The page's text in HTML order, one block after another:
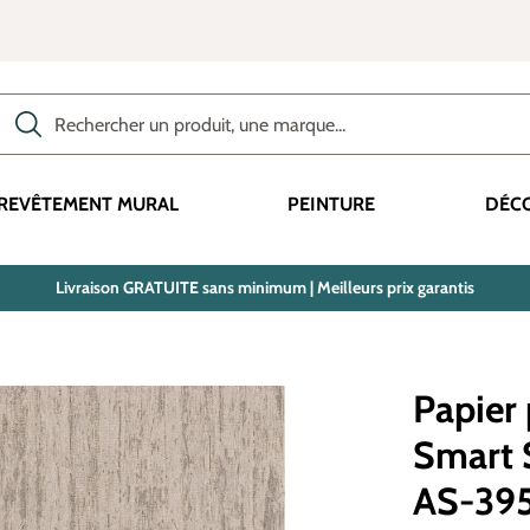
MURAL PEINTURE
Livraison GRATUITE sans minimum | Meilleurs prix garantis
Papier
Smart
AS-